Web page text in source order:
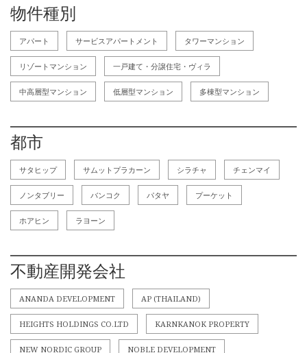
物件種別
アパート サービスアパートメント タワーマンション
リゾートマンション 一戸建て・分譲住宅・ヴィラ
中高層型マンション 低層型マンション 多棟型マンション
都市
サタヒップ サムットプラカーン シラチャ チェンマイ
ノンタブリー バンコク パタヤ プーケット
ホアヒン ラヨーン
不動産開発会社
ANANDA DEVELOPMENT AP (THAILAND)
HEIGHTS HOLDINGS CO.LTD KARNKANOK PROPERTY
NEW NORDIC GROUP NOBLE DEVELOPMENT